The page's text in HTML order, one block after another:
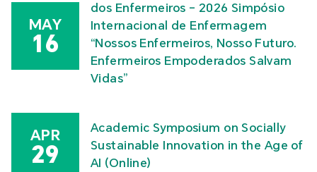
MAY
16
dos Enfermeiros – 2026 Simpósio
Internacional de Enfermagem
“Nossos Enfermeiros, Nosso Futuro.
Enfermeiros Empoderados Salvam
Vidas”
APR
29
Academic Symposium on Socially
Sustainable Innovation in the Age of
AI (Online)